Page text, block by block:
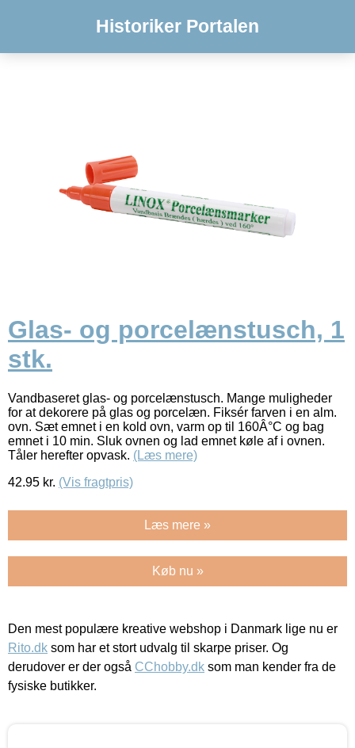
Historiker Portalen
Glas- og porcelænstusch, 1
stk.
Vandbaseret glas- og porcelænstusch. Mange muligheder
for at dekorere på glas og porcelæn. Fiksér farven i en alm.
ovn. Sæt emnet i en kold ovn, varm op til 160Â°C og bag
emnet i 10 min. Sluk ovnen og lad emnet køle af i ovnen.
Tåler herefter opvask. (Læs mere)
42.95 kr. (Vis fragtpris)
Læs mere »
Køb nu »
Den mest populære kreative webshop i Danmark lige nu er
Rito.dk som har et stort udvalg til skarpe priser. Og
derudover er der også CChobby.dk som man kender fra de
fysiske butikker.